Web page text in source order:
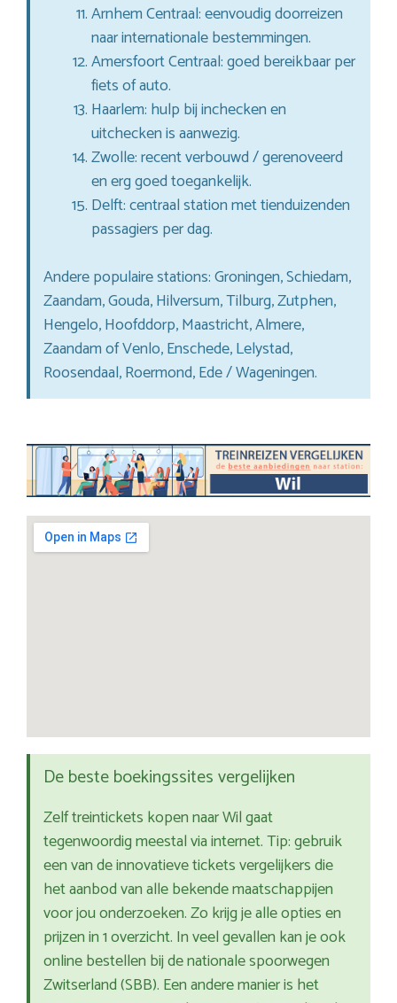
Arnhem Centraal: eenvoudig doorreizen
naar internationale bestemmingen.
Amersfoort Centraal: goed bereikbaar per
fiets of auto.
Haarlem: hulp bij inchecken en
uitchecken is aanwezig.
Zwolle: recent verbouwd / gerenoveerd
en erg goed toegankelijk.
Delft: centraal station met tienduizenden
passagiers per dag.
Andere populaire stations: Groningen, Schiedam,
Zaandam, Gouda, Hilversum, Tilburg, Zutphen,
Hengelo, Hoofddorp, Maastricht, Almere,
Zaandam of Venlo, Enschede, Lelystad,
Roosendaal, Roermond, Ede / Wageningen.
De beste boekingssites vergelijken
Zelf treintickets kopen naar Wil gaat
tegenwoordig meestal via internet. Tip: gebruik
een van de innovatieve tickets vergelijkers die
het aanbod van alle bekende maatschappijen
voor jou onderzoeken. Zo krijg je alle opties en
prijzen in 1 overzicht. In veel gevallen kan je ook
online bestellen bij de nationale spoorwegen
Zwitserland (SBB). Een andere manier is het